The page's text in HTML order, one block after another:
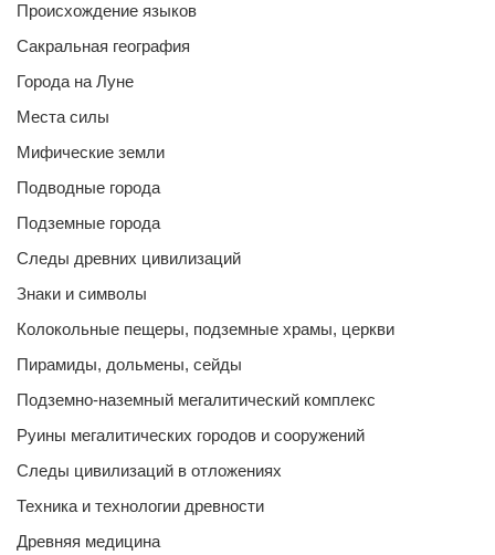
Происхождение языков
Сакральная география
Города на Луне
Места силы
Мифические земли
Подводные города
Подземные города
Следы древних цивилизаций
Знаки и символы
Колокольные пещеры, подземные храмы, церкви
Пирамиды, дольмены, сейды
Подземно-наземный мегалитический комплекс
Руины мегалитических городов и сооружений
Следы цивилизаций в отложениях
Техника и технологии древности
Древняя медицина